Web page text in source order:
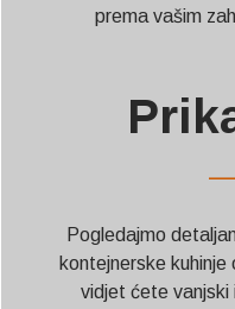
prema vašim
Pogledajmo
kontejnerske
vidjet ćete vanjski